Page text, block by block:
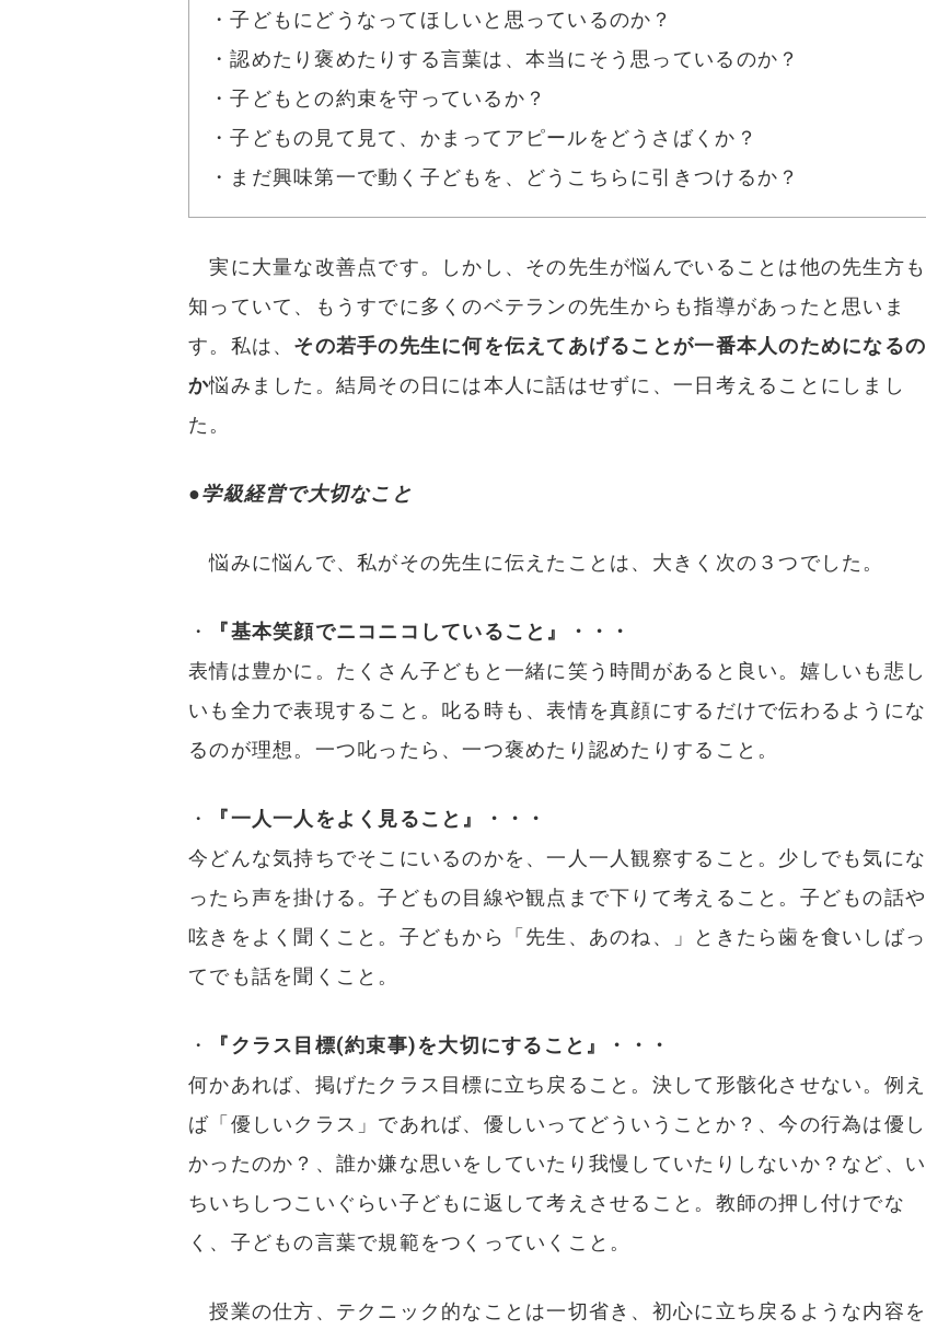
・子どもにどうなってほしいと思っているのか？
・認めたり褒めたりする言葉は、本当にそう思っているのか？
・子どもとの約束を守っているか？
・子どもの見て見て、かまってアピールをどうさばくか？
・まだ興味第一で動く子どもを、どうこちらに引きつけるか？
実に大量な改善点です。しかし、その先生が悩んでいることは他の先生方も
知っていて、もうすでに多くのベテランの先生からも指導があったと思いま
す。私は、 その若手の先生に何を伝えてあげることが一番本人のためになるの
か悩みました。結局その日には本人に話はせずに、一日考えることにしまし
た。
●学級経営で大切なこと
悩みに悩んで、私がその先生に伝えたことは、大きく次の３つでした。
・
『基本笑顔でニコニコしていること』・・・
表情は豊かに。たくさん子どもと一緒に笑う時間があると良い。嬉しいも悲し
いも全力で表現すること。叱る時も、表情を真顔にするだけで伝わるようにな
るのが理想。一つ叱ったら、一つ褒めたり認めたりすること。
・
『一人一人をよく見ること』・・・
今どんな気持ちでそこにいるのかを、一人一人観察すること。少しでも気にな
ったら声を掛ける。子どもの目線や観点まで下りて考えること。子どもの話や
呟きをよく聞くこと。子どもから「先生、あのね、」ときたら歯を食いしばっ
てでも話を聞くこと。
・
『クラス目標(約束事)を大切にすること』・・・
何かあれば、掲げたクラス目標に立ち戻ること。決して形骸化させない。例え
ば「優しいクラス」であれば、優しいってどういうことか？、今の行為は優し
かったのか？、誰か嫌な思いをしていたり我慢していたりしないか？など、い
ちいちしつこいぐらい子どもに返して考えさせること。教師の押し付けでな
く、子どもの言葉で規範をつくっていくこと。
授業の仕方、テクニック的なことは一切省き、初心に立ち戻るような内容を